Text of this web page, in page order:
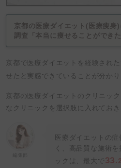
京都の医療ダイエット(医療痩身)
調査「本当に痩せることができた
京都で医療ダイエットを経験された
せたと実感できていることが分かり
京都の医療ダイエットのクリニッ
なクリニックを選択肢に入れておき
医療ダイエットの
く、高品質な施術
ックは、最大で 33.